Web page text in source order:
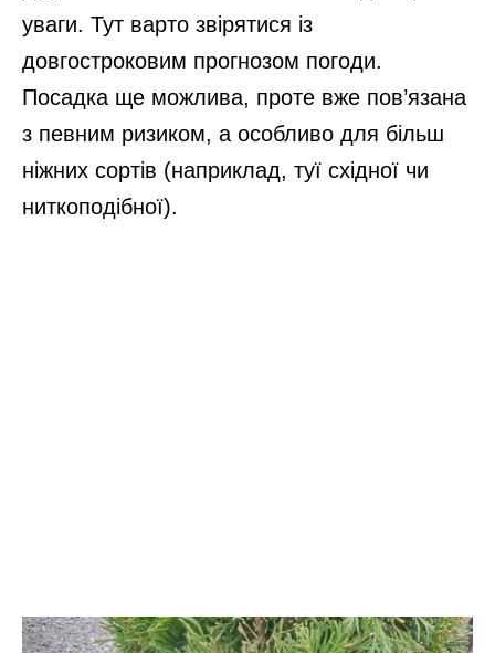
уваги. Тут варто звірятися із
довгостроковим прогнозом погоди.
Посадка ще можлива, проте вже пов’язана
з певним ризиком, а особливо для більш
ніжних сортів (наприклад, туї східної чи
ниткоподібної).